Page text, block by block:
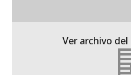
Ver archivo